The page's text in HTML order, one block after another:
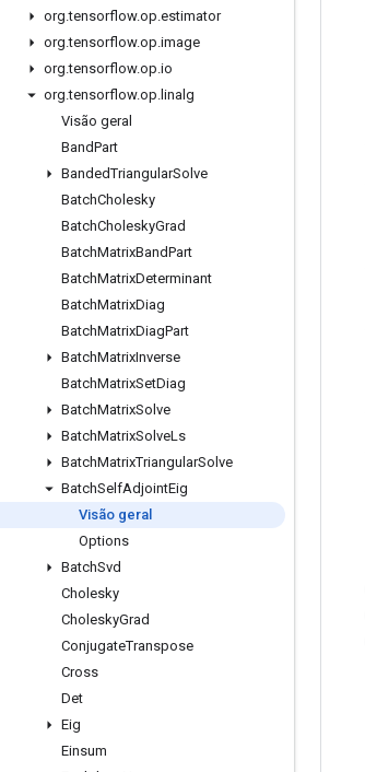
org.tensorflow.op.estimator
org.tensorflow.op.image
org.tensorflow.op.io
org.tensorflow.op. linalg
Visão geral
BandPart
BandedTriangularSolve
BatchCholesky
BatchCholeskyGrad
BatchMatrixBandPart
BatchMatrixDeterminant
BatchMatrixDiag
BatchMatrixDiagPart
BatchMatrixInverse
BatchMatrixSetDiag
BatchMatrixSolve
BatchMatrixSolveLs
BatchMatrixTriangularSolve
BatchSelfAdjointEig
Visão geral
Options
BatchSvd
Cholesky
CholeskyGrad
ConjugateTranspose
Cross
Det
Eig
Einsum